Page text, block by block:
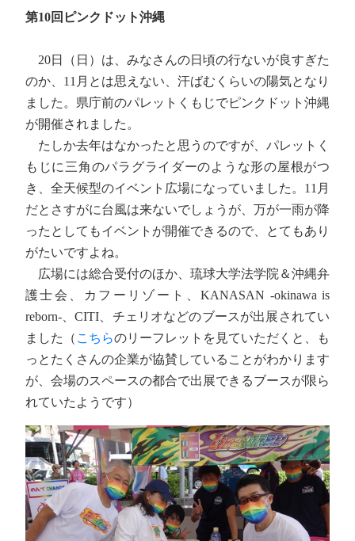
第10回ピンクドット沖縄
20日（日）は、みなさんの日頃の行ないが良すぎた
のか、11月とは思えない、汗ばむくらいの陽気となり
ました。県庁前のパレットくもじでピンクドット沖縄
が開催されました。
たしか去年はなかったと思うのですが、パレットく
もじに三角のパラグライダーのような形の屋根がつ
き、全天候型のイベント広場になっていました。11月
だとさすがに台風は来ないでしょうが、万が一雨が降
ったとしてもイベントが開催できるので、とてもあり
がたいですよね。
広場には総合受付のほか、琉球大学法学院＆沖縄弁
護士会、カフーリゾート、KANASAN -okinawa is
reborn-、CITI、チェリオなどのブースが出展されてい
ました（ こちらのリーフレットを見ていただくと、も
っとたくさんの企業が協賛していることがわかります
が、会場のスペースの都合で出展できるブースが限ら
れていたようです）